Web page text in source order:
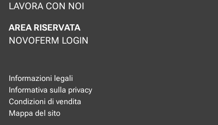
LAVORA CON NOI
AREA RISERVATA
NOVOFERM LOGIN
Informazioni legali
Informativa sulla privacy
Condizioni di vendita
Mappa del sito